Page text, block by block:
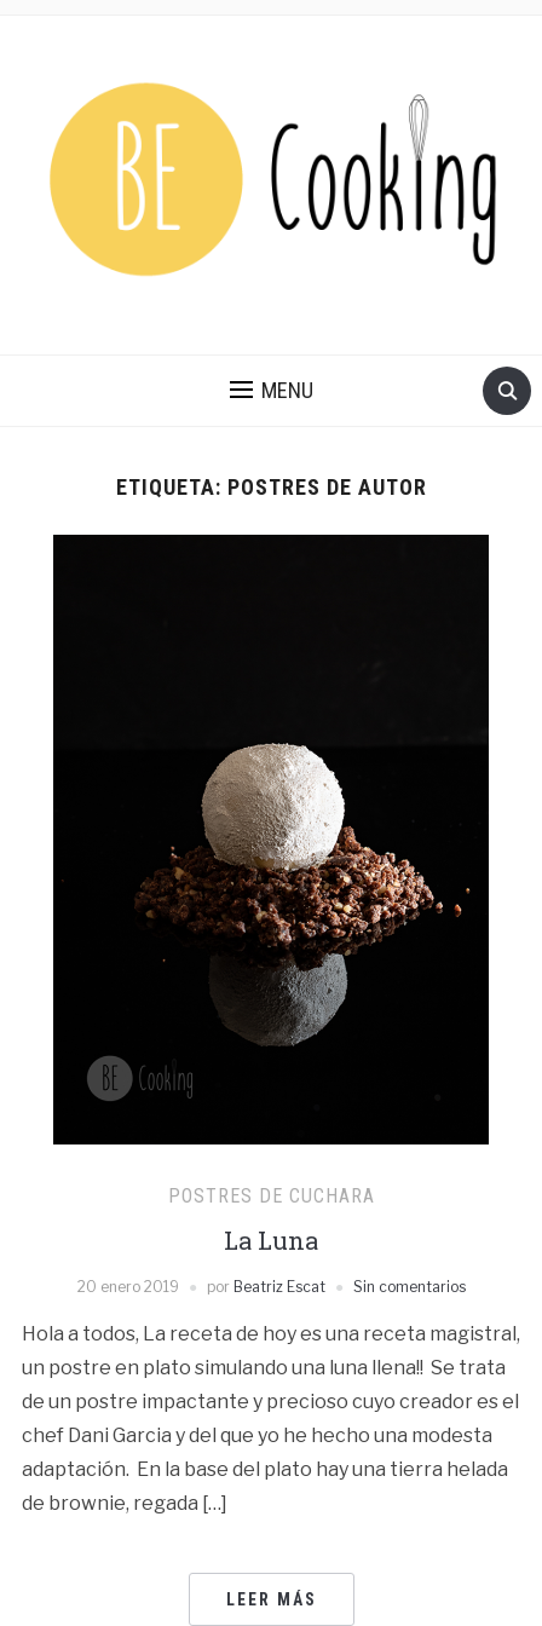
MENU
ETIQUETA: POSTRES DE AUTOR
POSTRES DE CUCHARA
La Luna
20 enero 2019 por Beatriz Escat Sin comentarios
Hola a todos, La receta de hoy es una receta magistral,
un postre en plato simulando una luna llena!! Se trata
de un postre impactante y precioso cuyo creador es el
chef Dani Garcia y del que yo he hecho una modesta
adaptación. En la base del plato hay una tierra helada
de brownie, regada […]
LEER MÁS